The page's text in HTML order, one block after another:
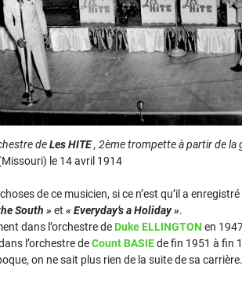
deLes HITE, 2ème trompette à partir de la
le 14 avril 1914
de ce musicien, si ce n’est qu’il a
South » et « Everyday’s a Holiday ».
dans l’orchestre de Duke ELLINGTON en
l’orchestre deCount BASIEde fin 1951 à fin
on ne sait plus rien de la suite de sa carrière.